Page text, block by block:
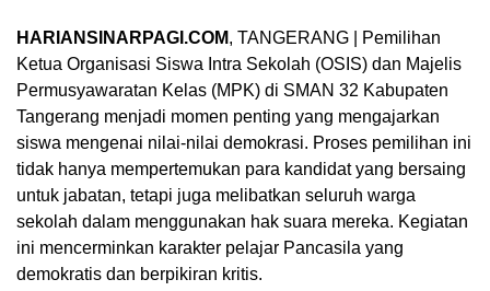
HARIANSINARPAGI.COM, TANGERANG | Pemilihan
Ketua Organisasi Siswa Intra Sekolah (OSIS) dan Majelis
Permusyawaratan Kelas (MPK) di SMAN 32 Kabupaten
Tangerang menjadi momen penting yang mengajarkan
siswa mengenai nilai-nilai demokrasi. Proses pemilihan ini
tidak hanya mempertemukan para kandidat yang bersaing
untuk jabatan, tetapi juga melibatkan seluruh warga
sekolah dalam menggunakan hak suara mereka. Kegiatan
ini mencerminkan karakter pelajar Pancasila yang
demokratis dan berpikiran kritis.